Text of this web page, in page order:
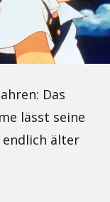
Das
lässt seine
älter